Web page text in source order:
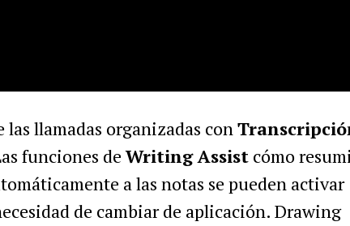
las llamadas organizadas con
funciones deWriting Assistcómo
a las notas se pueden activar
de cambiar de aplicación. Drawing